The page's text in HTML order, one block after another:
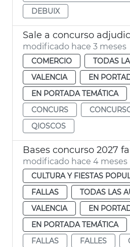
DEBUIX
modificado hace 3 meses
COMERCIO
TODAS
VALENCIA
EN
EN PORTADA TEMÁTICA
CONCURS
QIOSCOS
Bases concurso 2027
modificado hace 4 meses
CULTURA Y FIESTAS
FALLAS
TODAS LAS
VALENCIA
EN
EN PORTADA TEMÁTICA
FALLAS
FALLES